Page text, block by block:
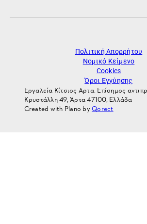
Πολιτική Απορρήτου
Νομικό Κείμενο
Cookies
Όροι Εγγύησης
Εργαλεία Κίτσιος Αρτα. Επίσημος
Κρυστάλλη 49, Άρτα 47100, Ελλάδα
Created with Plano byQorect